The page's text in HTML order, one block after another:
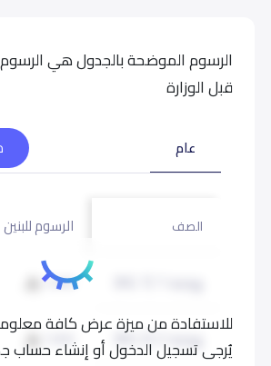
الرسوم الموضحة بالجدول هي
قبل الوزارة
للاستفادة من ميزة عرض كافة
يُرجى تسجيل الدخول أو إنشاء حساب
عام
الصف الرسوم للبنين
7,000
روضة 2 (KG 2) 7,000